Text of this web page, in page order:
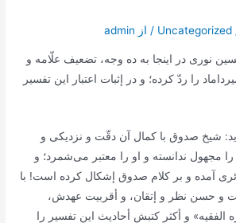
Uncategorized / از admin
نورى در اینجا به ده وجه، تضعیف علّامه و
را ردّ كرده؛ و در إثبات اعتبار این تفسیر
شیخ صدوق با كمال آن دقّت و نزدیكى و
مجهول ندانسته و او را معتبر مى‌شمرد؛ و
آمده و بر كلام صدوق إشكال كرده است! با
و حسن نظر و إتقان، و أقربیت عهدش،
و أكثر كتبش أحادیث این تفسیر را